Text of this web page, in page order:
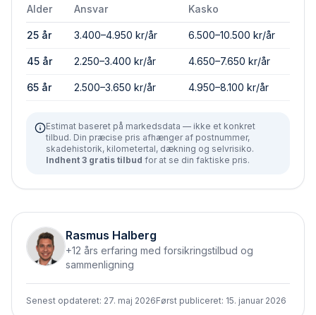
Alder Ansvar Kasko
25 år 3.400–4.950 kr/år 6.500–10.500 kr/år
45 år 2.250–3.400 kr/år 4.650–7.650 kr/år
65 år 2.500–3.650 kr/år 4.950–8.100 kr/år
Estimat baseret på markedsdata — ikke et konkret
tilbud. Din præcise pris afhænger af postnummer,
skadehistorik, kilometertal, dækning og selvrisiko.
Indhent 3 gratis tilbud for at se din faktiske pris.
Rasmus Halberg
+12 års erfaring med forsikringstilbud og
sammenligning
Senest opdateret: 27. maj 2026Først publiceret: 15. januar 2026